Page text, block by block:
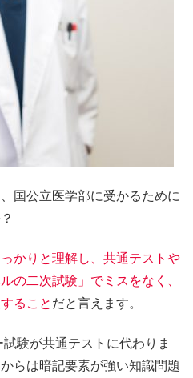
国公立医学部に受かるために
かりと理解し、共通テストや
の二次試験」でミスをなく、
ること だと言えます。
験が共通テストに代わりま
らは暗記要素が強い知識問題